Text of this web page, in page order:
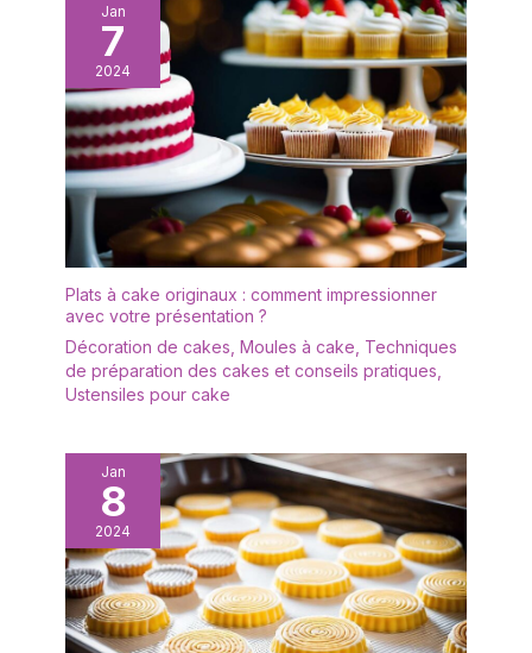
Jan
7
2024
Plats à cake originaux : comment impressionner
avec votre présentation ?
Décoration de cakes Moules à cake Techniques
de préparation des cakes et conseils pratiques
Ustensiles pour cake
Jan
8
2024